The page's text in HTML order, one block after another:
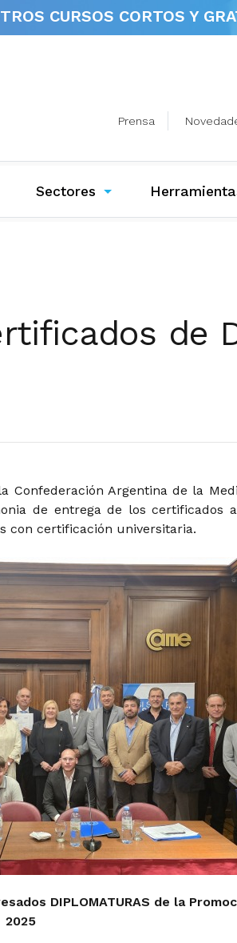
CURSOS CORTOS Y
Prensa
Sectores
de
Confederación Argentina de la
de entrega de los certificados
con certificación universitaria.
DIPLOMATURAS de la
2025